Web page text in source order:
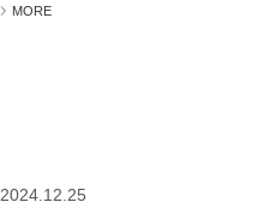
MORE
2024.12.25